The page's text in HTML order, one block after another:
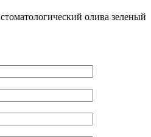
олива зеленый